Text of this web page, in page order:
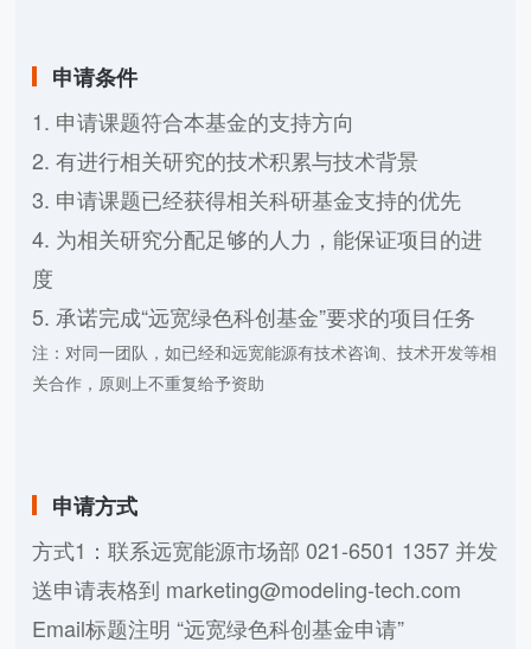
申请条件
1. 申请课题符合本基金的支持方向
2. 有进行相关研究的技术积累与技术背景
3. 申请课题已经获得相关科研基金支持的优先
4. 为相关研究分配足够的人力，能保证项目的进
度
5. 承诺完成“远宽绿色科创基金”要求的项目任务
注：对同一团队，如已经和远宽能源有技术咨询、技术开发等相
关合作，原则上不重复给予资助
申请方式
方式1：联系远宽能源市场部 021-6501 1357 并发
送申请表格到 marketing@modeling-tech.com
Email标题注明 “远宽绿色科创基金申请”